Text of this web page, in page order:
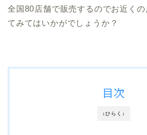
全国 80店舗で販売するのでお近く
てみてはいかがでしょうか？
↓ひらく↓
目次